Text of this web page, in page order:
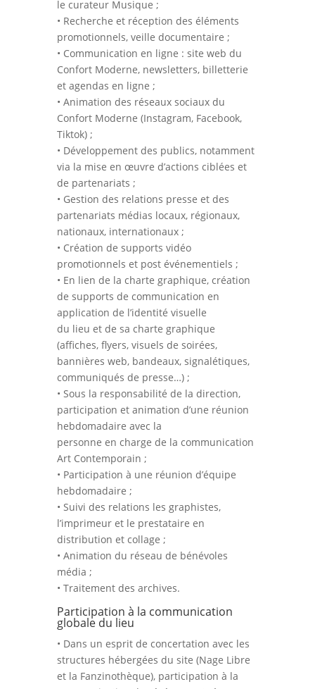
le curateur Musique ;
• Recherche et réception des éléments
promotionnels, veille documentaire ;
• Communication en ligne : site web du
Confort Moderne, newsletters, billetterie
et agendas en ligne ;
• Animation des réseaux sociaux du
Confort Moderne (Instagram, Facebook,
Tiktok) ;
• Développement des publics, notamment
via la mise en œuvre d’actions ciblées et
de partenariats ;
• Gestion des relations presse et des
partenariats médias locaux, régionaux,
nationaux, internationaux ;
• Création de supports vidéo
promotionnels et post événementiels ;
• En lien de la charte graphique, création
de supports de communication en
application de l’identité visuelle
du lieu et de sa charte graphique
(affiches, flyers, visuels de soirées,
bannières web, bandeaux, signalétiques,
communiqués de presse…) ;
• Sous la responsabilité de la direction,
participation et animation d’une réunion
hebdomadaire avec la
personne en charge de la communication
Art Contemporain ;
• Participation à une réunion d’équipe
hebdomadaire ;
• Suivi des relations les graphistes,
l’imprimeur et le prestataire en
distribution et collage ;
• Animation du réseau de bénévoles
média ;
• Traitement des archives.
Participation à la communication
globale du lieu
• Dans un esprit de concertation avec les
structures hébergées du site (Nage Libre
et la Fanzinothèque), participation à la